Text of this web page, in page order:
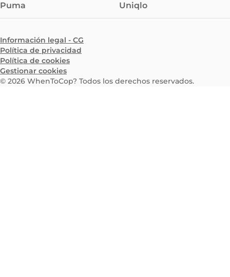
Puma
Uniqlo
Información legal - CG
Política de privacidad
Política de cookies
Gestionar cookies
© 2026 WhenToCop? Todos los derechos reservados.